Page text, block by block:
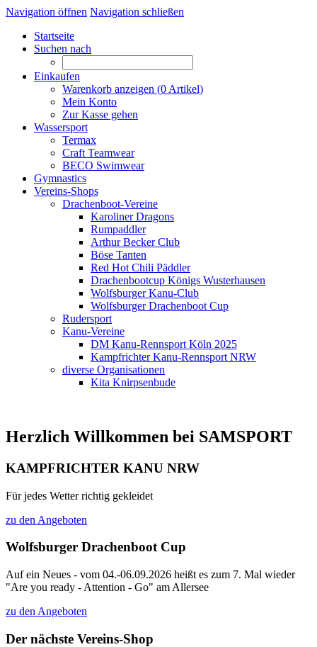
Navigation öffnen Navigation schließen
Startseite
Suchen nach
Einkaufen
Warenkorb anzeigen (0 Artikel)
Mein Konto
Zur Kasse gehen
Wassersport
Termax
Craft Teamwear
BECO Swimwear
Gymnastics
Vereins-Shops
Drachenboot-Vereine
Karoliner Dragons
Rumpaddler
Arthur Becker Club
Böse Tanten
Red Hot Chili Päddler
Drachenbootcup Königs Wusterhausen
Wolfsburger Kanu-Club
Wolfsburger Drachenboot Cup
Rudersport
Kanu-Vereine
DM Kanu-Rennsport Köln 2025
Kampfrichter Kanu-Rennsport NRW
diverse Organisationen
Kita Knirpsenbude
Herzlich Willkommen bei SAMSPORT
KAMPFRICHTER KANU NRW
Für jedes Wetter richtig gekleidet
zu den Angeboten
Wolfsburger Drachenboot Cup
Auf ein Neues - vom 04.-06.09.2026 heißt es zum 7. Mal wieder
"Are you ready - Attention - Go" am Allersee
zu den Angeboten
Der nächste Vereins-Shop